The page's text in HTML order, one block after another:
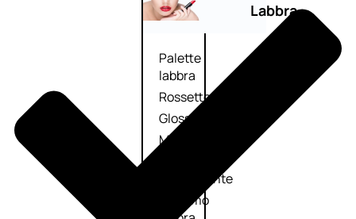
Labbra
Palette
labbra
Rossetto
Gloss
Matita
Rimpolpante
Balsamo